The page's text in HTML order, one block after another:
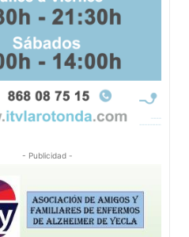
- Publicidad -